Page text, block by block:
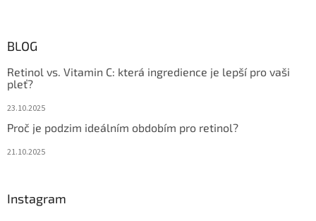
BLOG
Retinol vs. Vitamin C: která ingredience je lepší pro vaši
pleť?
23.10.2025
Proč je podzim ideálním obdobím pro retinol?
21.10.2025
Instagram